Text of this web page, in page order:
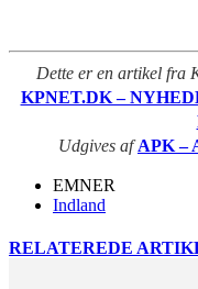
Dette er en artikel fra
KPNET.DK –
Udgives afAPK –
EMNER
Indland
RELATEREDE